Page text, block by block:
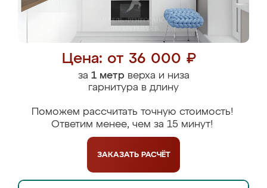
Цена: от 36 000 ₽
за 1 метрверха и низа
гарнитура в длину
Поможем рассчитать точную стоимость!
Ответим менее, чем за 15 минут!
ЗАКАЗАТЬ РАСЧЁТ